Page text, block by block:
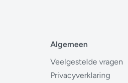
Algemeen
Veelgestelde vragen
Privacyverklaring